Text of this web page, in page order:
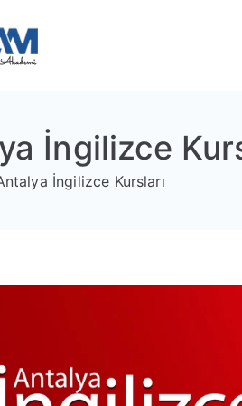
İngilizce
İngilizce Kursları